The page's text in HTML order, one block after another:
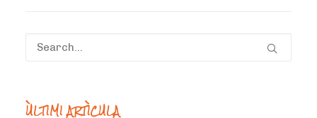
ÙLTIMI ARTÌCULA